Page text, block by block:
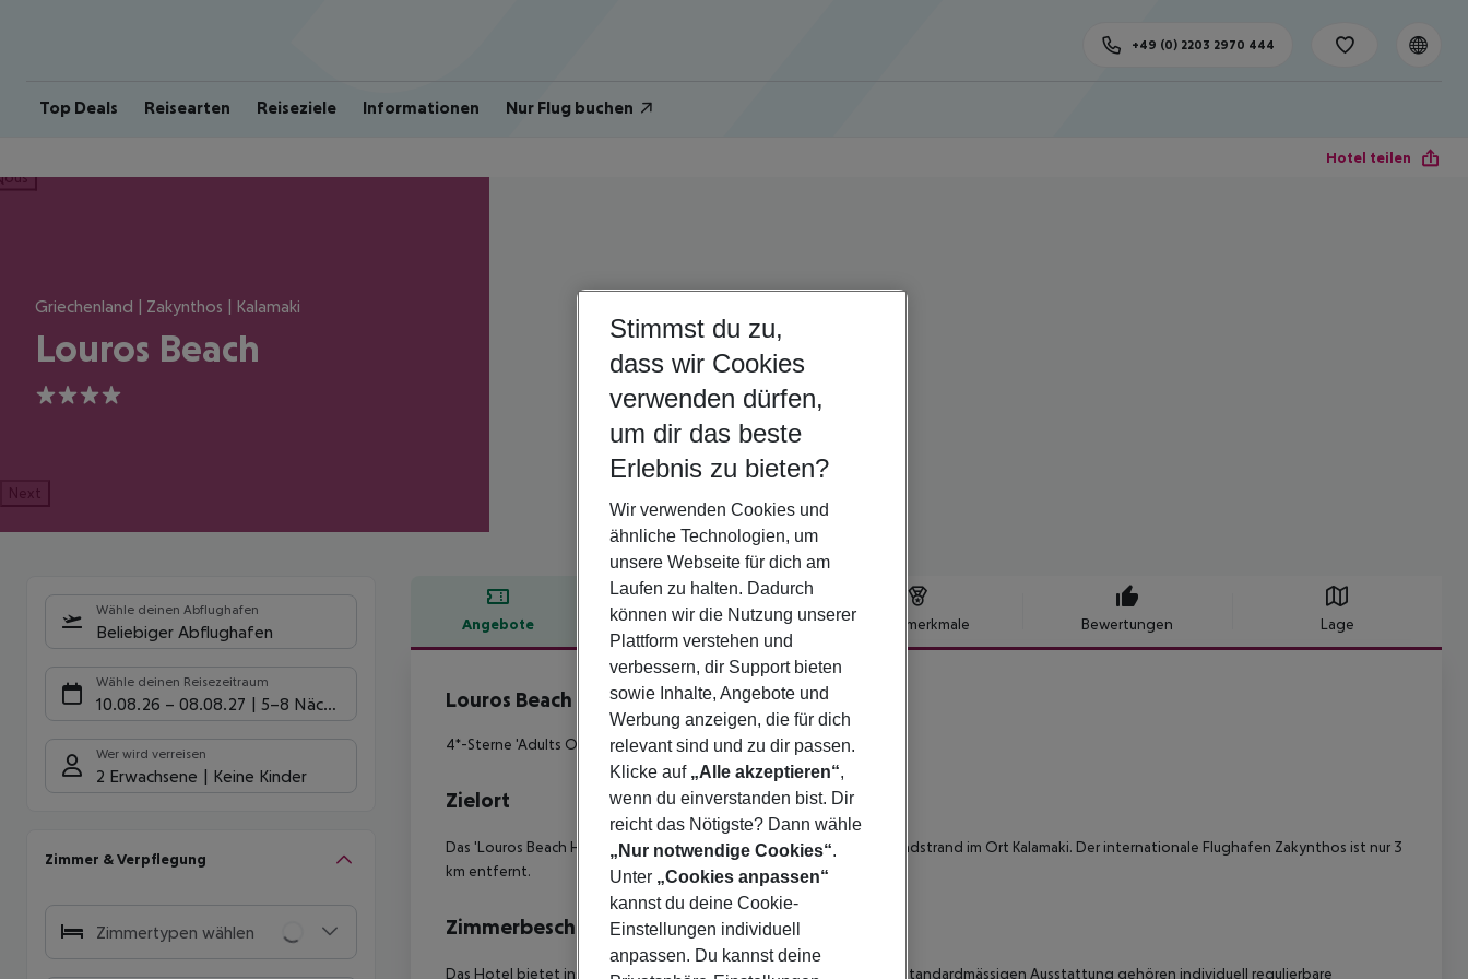
Top Deals Reisearten Reiseziele Informationen Nur Flug buchen
+49 (0) 2203 2970 444
Hotel teilen
Griechenland | Zakynthos | Kalamaki
Louros Beach
4
Next
Wähle deinen Abflughafen
Beliebiger Abflughafen
Wähle deinen Reisezeitraum
10.08.26 – 08.08.27 5-8 Nächte
Wer wird verreisen
2 Erwachsene Keine Kinder
Zimmer & Verpflegung
Zimmertypen wählen
Angebote Hotelbeschreibung Hotelmerkmale Bewertungen Lage
Hotelbeschreibung
Louros Beach
4*-Sterne 'Adults Only' Hotel in Strandnähe !
Zielort
Das 'Louros Beach Hotel & Spa' liegt nur 250 m von einem langen Sandstrand im Ort Kalamaki. Der internationale Flughafen Zakynthos ist nur 3
km entfernt.
Zimmerbeschreibung
Das Hotel bietet insgesamt 59 freundlich eingerichtete Zimmer, zur standardmässigen Ausstattung gehören individuell regulierbare
Stimmst du zu,
dass wir Cookies
verwenden dürfen,
um dir das beste
Erlebnis zu bieten?
Wir verwenden Cookies und
ähnliche Technologien, um
unsere Webseite für dich am
Laufen zu halten. Dadurch
können wir die Nutzung unserer
Plattform verstehen und
verbessern, dir Support bieten
sowie Inhalte, Angebote und
Werbung anzeigen, die für dich
relevant sind und zu dir passen.
Klicke auf „Alle akzeptieren“,
wenn du einverstanden bist. Dir
reicht das Nötigste? Dann wähle
„Nur notwendige Cookies“.
Unter „Cookies anpassen“
kannst du deine Cookie-
Einstellungen individuell
anpassen. Du kannst deine